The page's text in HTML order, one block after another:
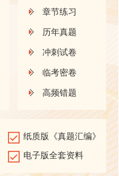
章节练习
历年真题
冲刺试卷
临考密卷
高频错题
纸质版《真题汇编》
电子版全套资料